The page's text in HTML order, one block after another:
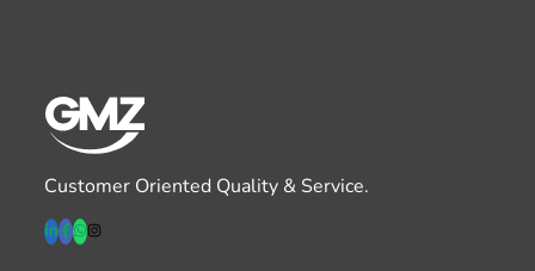
Customer Oriented Quality & Service.